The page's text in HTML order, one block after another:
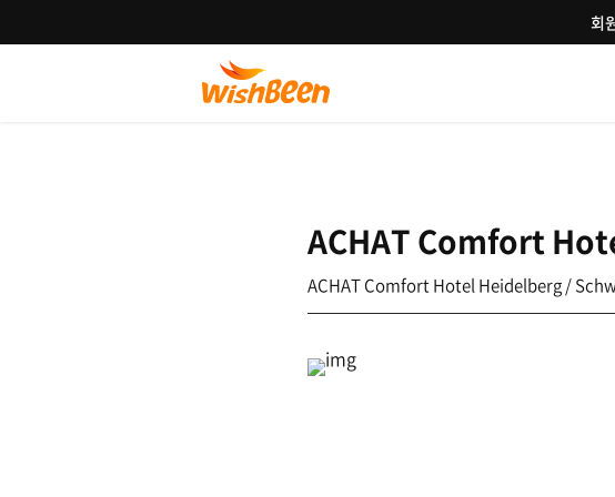
회
ACHAT Comfort
ACHAT Comfort Hotel Heidelberg /